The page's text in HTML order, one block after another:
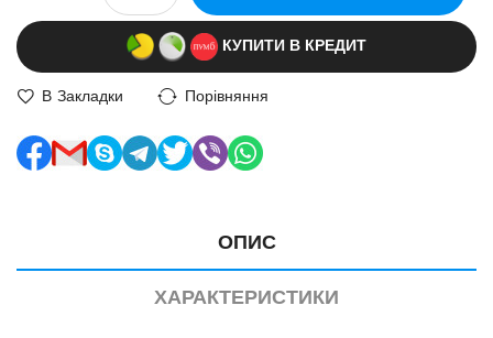
КУПИТИ В КРЕДИТ
В Закладки Порівняння
ОПИС
ХАРАКТЕРИСТИКИ